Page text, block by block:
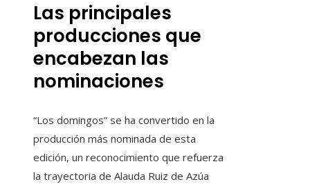
Las principales
producciones que
encabezan las
nominaciones
“Los domingos” se ha convertido en la
producción más nominada de esta
edición, un reconocimiento que refuerza
la trayectoria de Alauda Ruiz de Azúa